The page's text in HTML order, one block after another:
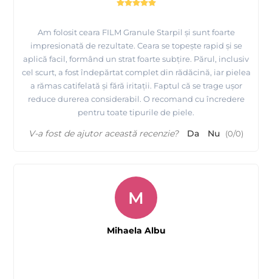
Am folosit ceara FILM Granule Starpil și sunt foarte
impresionată de rezultate. Ceara se topește rapid și se
aplică facil, formând un strat foarte subțire. Părul, inclusiv
cel scurt, a fost îndepărtat complet din rădăcină, iar pielea
a rămas catifelată și fără iritații. Faptul că se trage ușor
reduce durerea considerabil. O recomand cu încredere
pentru toate tipurile de piele.
V-a fost de ajutor această recenzie? Da Nu (0/0)
M
Mihaela Albu